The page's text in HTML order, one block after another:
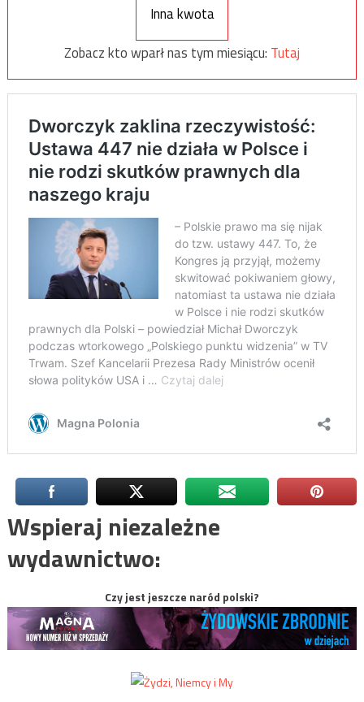
Inna kwota
Zobacz kto wparł nas tym miesiącu: Tutaj
Wspieraj niezależne
wydawnictwo:
Czy jest jeszcze naród polski?